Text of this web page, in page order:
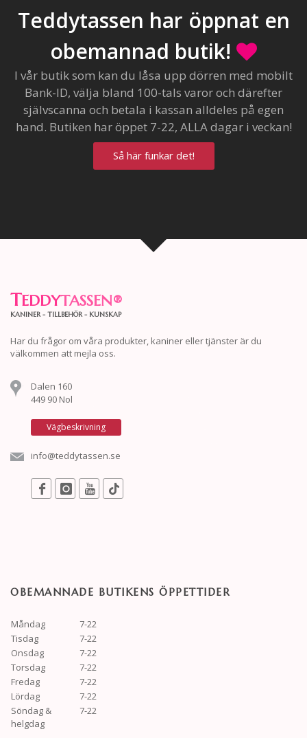
Teddytassen har öppnat en
obemannad butik!
I vår butik som kan du låsa upp dörren med mobilt
Bank-ID, välja bland 100-tals varor och därefter
självscanna och betala i kassan alldeles på egen
hand. Butiken har öppet 7-22, ALLA dagar i veckan!
Så här funkar det!
TEDDYTASSEN®
KANINER - TILLBEHÖR - KUNSKAP
Har du frågor om våra produkter, kaniner eller tjänster är du
välkommen att mejla oss.
Dalen 160
449 90 Nol
Vägbeskrivning
info@teddytassen.se
OBEMANNADE BUTIKENS ÖPPETTIDER
Måndag
7-22
Tisdag
7-22
Onsdag
7-22
Torsdag
7-22
Fredag
7-22
Lördag
7-22
Söndag &
helgdag
7-22